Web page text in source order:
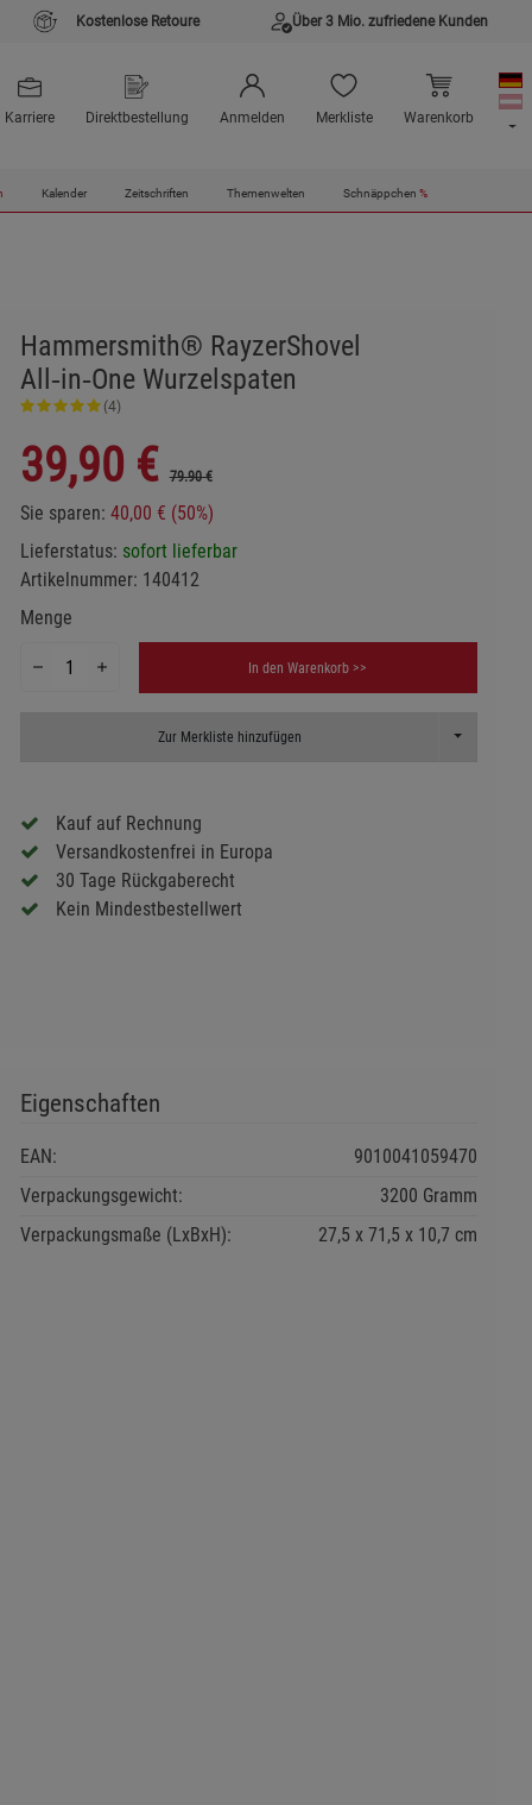
Kostenlose Retoure Über 3 Mio. zufriedene Kunden
Karriere Direktbestellung Anmelden Merkliste Warenkorb
Kalender Zeitschriften Themenwelten Schnäppchen %
Hammersmith® RayzerShovel
All‑in‑One Wurzelspaten
(4)
39,90 € 79.90 €
Sie sparen: 40,00 € (50%)
Lieferstatus: sofort lieferbar
Artikelnummer: 140412
Menge
In den Warenkorb >>
Zur Merkliste hinzufügen Toggle
Kauf auf Rechnung
Versandkostenfrei in Europa
30 Tage Rückgaberecht
Kein Mindestbestellwert
Eigenschaften
EAN:
9010041059470
Verpackungsgewicht:
3200 Gramm
Verpackungsmaße (LxBxH):
27,5 71,5 10,7 cm